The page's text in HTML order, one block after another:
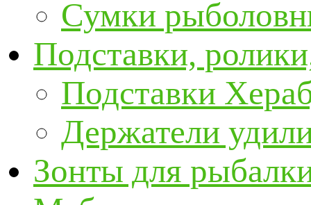
Сумки
Подставки,
Подставки
Держатели
Зонты для